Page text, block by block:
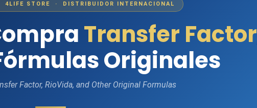
STORE · DISTRIBUIDOR INTERNACIONAL
Transfer Factor
Originales
Factor, RioVida, and Other Original Formulas